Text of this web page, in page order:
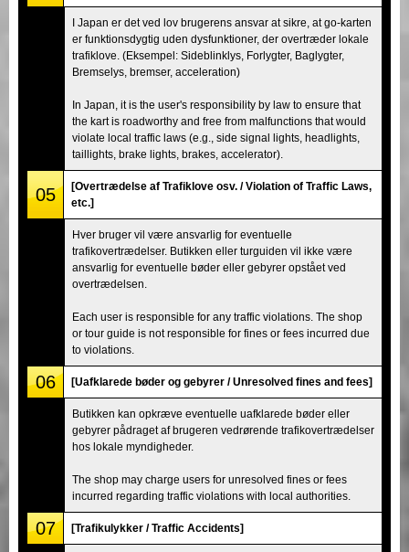
I Japan er det ved lov brugerens ansvar at sikre, at go-karten
er funktionsdygtig uden dysfunktioner, der overtræder lokale
trafiklove. (Eksempel: Sideblinklys, Forlygter, Baglygter,
Bremselys, bremser, acceleration)
In Japan, it is the user's responsibility by law to ensure that
the kart is roadworthy and free from malfunctions that would
violate local traffic laws (e.g., side signal lights, headlights,
taillights, brake lights, brakes, accelerator).
05
[Overtrædelse af Trafiklove osv. / Violation of Traffic Laws,
etc.]
Hver bruger vil være ansvarlig for eventuelle
trafikovertrædelser. Butikken eller turguiden vil ikke være
ansvarlig for eventuelle bøder eller gebyrer opstået ved
overtrædelsen.
Each user is responsible for any traffic violations. The shop
or tour guide is not responsible for fines or fees incurred due
to violations.
06 [Uafklarede bøder og gebyrer / Unresolved fines and fees]
Butikken kan opkræve eventuelle uafklarede bøder eller
gebyrer pådraget af brugeren vedrørende trafikovertrædelser
hos lokale myndigheder.
The shop may charge users for unresolved fines or fees
incurred regarding traffic violations with local authorities.
07 [Trafikulykker / Traffic Accidents]